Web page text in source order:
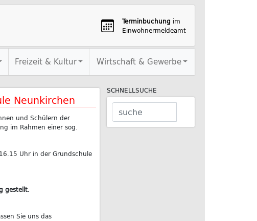
Terminbuchung im
Einwohnermeldeamt
Freizeit & Kultur Wirtschaft & Gewerbe
Neunkirchen
und Schülern der
im Rahmen einer sog.
Uhr in der Grundschule
gestellt.
Sie uns das
SCHNELLSUCHE